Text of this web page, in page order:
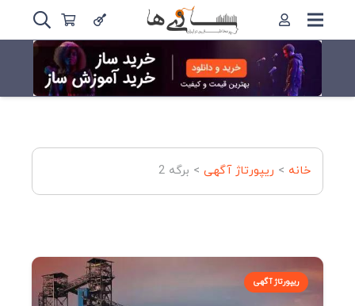
خانه > ریپورتاژ آگهی > برگه 2
ریپورتاژ آگهی